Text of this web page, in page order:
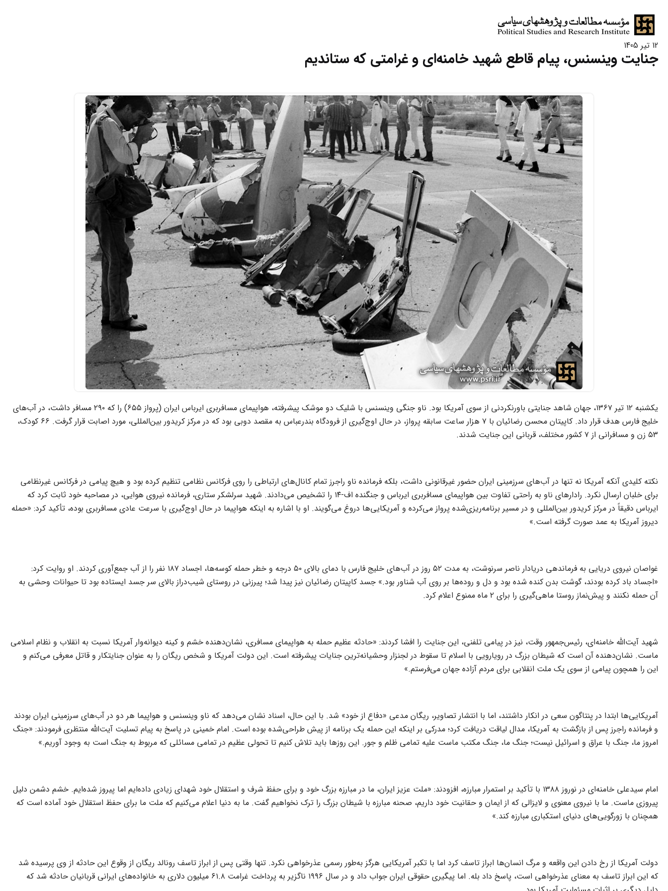
12 تیر 1405
جنایت وینسنس، پیام قاطع شهید خامنه‌ای و غرامتی که ستاندیم
یکشنبه ۱۲ تیر ۱۳۶۷، جهان شاهد جنایتی باورنکردنی از سوی آمریکا بود. ناو جنگی وینسنس با شلیک دو موشک پیشرفته، هواپیمای مسافربری ایرباس ایران (پرواز ۶۵۵) را که ۲۹۰ مسافر داشت، در آب‌های
خلیج فارس هدف قرار داد. کاپیتان محسن رضائیان با ۷ هزار ساعت سابقه پرواز، در حال اوج‌گیری از فرودگاه بندرعباس به مقصد دوبی بود که در مرکز کریدور بین‌المللی، مورد اصابت قرار گرفت. ۶۶ کودک،
۵۳ زن و مسافرانی از ۷ کشور مختلف، قربانی این جنایت شدند.
نکته کلیدی آنکه آمریکا نه تنها در آب‌های سرزمینی ایران حضور غیرقانونی داشت، بلکه فرمانده ناو راجرز تمام کانال‌های ارتباطی را روی فرکانس نظامی تنظیم کرده بود و هیچ پیامی در فرکانس غیرنظامی
برای خلبان ارسال نکرد. رادارهای ناو به راحتی تفاوت بین هواپیمای مسافربری ایرباس و جنگنده اف-۱۴ را تشخیص می‌دادند. شهید سرلشکر ستاری، فرمانده نیروی هوایی، در مصاحبه خود ثابت کرد که
ایرباس دقیقاً در مرکز کریدور بین‌المللی و در مسیر برنامه‌ریزی‌شده پرواز می‌کرده و آمریکایی‌ها دروغ می‌گویند. او با اشاره به اینکه هواپیما در حال اوج‌گیری با سرعت عادی مسافربری بوده، تأکید کرد: «حمله
دیروز آمریکا به عمد صورت گرفته است.»
غواصان نیروی دریایی به فرماندهی دریادار ناصر سرنوشت، به مدت ۵۲ روز در آب‌های خلیج فارس با دمای بالای ۵۰ درجه و خطر حمله کوسه‌ها، اجساد ۱۸۷ نفر را از آب جمع‌آوری کردند. او روایت کرد:
«اجساد باد کرده بودند، گوشت بدن کنده شده بود و دل و روده‌ها بر روی آب شناور بود.» جسد کاپیتان رضائیان نیز پیدا شد؛ پیرزنی در روستای شیب‌دراز بالای سر جسد ایستاده بود تا حیوانات وحشی به
آن حمله نکنند و پیش‌نماز روستا ماهی‌گیری را برای ۲ ماه ممنوع اعلام کرد.
شهید آیت‌الله خامنه‌ای، رئیس‌جمهور وقت، نیز در پیامی تلفنی، این جنایت را افشا کردند: «حادثه عظیم حمله به هواپیمای مسافری، نشان‌دهنده خشم و کینه دیوانه‌وار آمریکا نسبت به انقلاب و نظام اسلامی
ماست. نشان‌دهنده آن است که شیطان بزرگ در رویارویی با اسلام تا سقوط در لجنزار وحشیانه‌ترین جنایات پیشرفته است. این دولت آمریکا و شخص ریگان را به عنوان جنایتکار و قاتل معرفی می‌کنم و
این را همچون پیامی از سوی یک ملت انقلابی برای مردم آزاده جهان می‌فرستم.»
آمریکایی‌ها ابتدا در پنتاگون سعی در انکار داشتند، اما با انتشار تصاویر، ریگان مدعی «دفاع از خود» شد. با این حال، اسناد نشان می‌دهد که ناو وینسنس و هواپیما هر دو در آب‌های سرزمینی ایران بودند
و فرمانده راجرز پس از بازگشت به آمریکا، مدال لیاقت دریافت کرد؛ مدرکی بر اینکه این حمله یک برنامه از پیش طراحی‌شده بوده است. امام خمینی در پاسخ به پیام تسلیت آیت‌الله منتظری فرمودند: «جنگ
امروز ما، جنگ با عراق و اسرائیل نیست؛ جنگ ما، جنگ مکتب ماست علیه تمامی ظلم و جور. این روزها باید تلاش کنیم تا تحولی عظیم در تمامی مسائلی که مربوط به جنگ است به وجود آوریم.»
امام سیدعلی خامنه‌ای در نوروز ۱۳۸۸ با تأکید بر استمرار مبارزه، افزودند: «ملت عزیز ایران، ما در مبارزه بزرگ خود و برای حفظ شرف و استقلال خود شهدای زیادی داده‌ایم اما پیروز شده‌ایم. خشم دشمن دلیل
پیروزی ماست. ما با نیروی معنوی و لایزالی که از ایمان و حقانیت خود داریم، صحنه مبارزه با شیطان بزرگ را ترک نخواهیم گفت. ما به دنیا اعلام می‌کنیم که ملت ما برای حفظ استقلال خود آماده است که
همچنان با زورگویی‌های دنیای استکباری مبارزه کند.»
دولت آمریکا از رخ دادن این واقعه و مرگ انسان‌ها ابراز تاسف کرد اما با تکبر آمریکایی هرگز به‌طور رسمی عذرخواهی نکرد. تنها وقتی پس از ابراز تاسف رونالد ریگان از وقوع این حادثه از وی پرسیده شد
که این ابراز تاسف به معنای عذرخواهی است، پاسخ داد بله. اما پیگیری حقوقی ایران جواب داد و در سال ۱۹۹۶ ناگزیر به پرداخت غرامت ۶۱.۸ میلیون دلاری به خانواده‌های ایرانی قربانیان حادثه شد که